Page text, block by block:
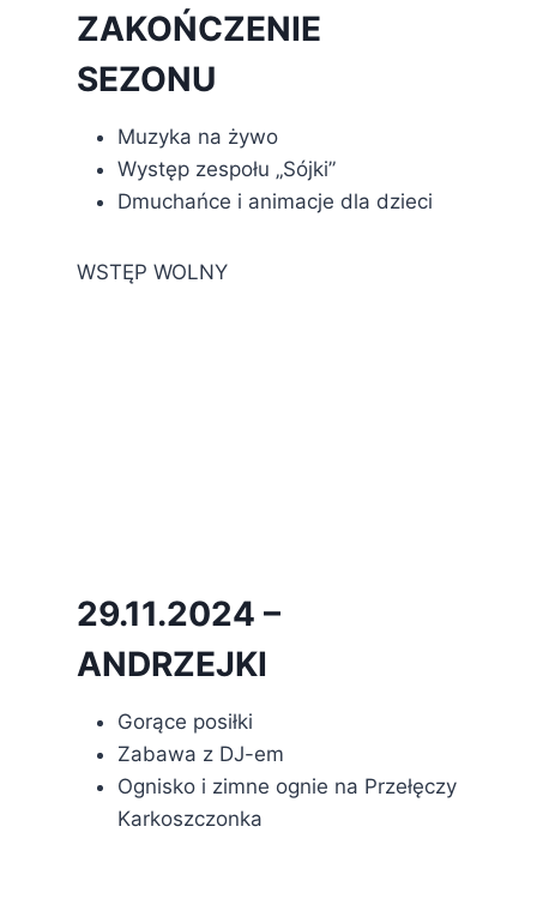
ZAKOŃCZENIE
SEZONU
Muzyka na żywo
Występ zespołu „Sójki”
Dmuchańce i animacje dla dzieci
WSTĘP WOLNY
29.11.2024 –
ANDRZEJKI
Gorące posiłki
Zabawa z DJ-em
Ognisko i zimne ognie na Przełęczy
Karkoszczonka